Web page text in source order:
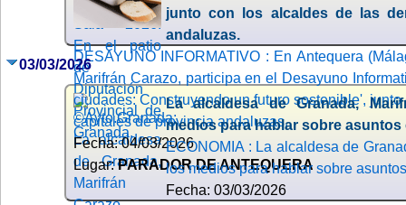
junto con los alcaldes de las
andaluzas.
DESAYUNO INFORMATIVO : En Antequera
Marifrán Carazo, participa en el Desayuno
ciudades: Construyendo un futuro sostenible',
capitales de provincia andaluzas.
Fecha: 04/03/2026
Lugar:PARADOR DE ANTEQUERA
03/03/2026
La alcaldesa de Granada,
medios para hablar sobre
ECONOMIA : La alcaldesa de
los medios para hablar sobre
Fecha: 03/03/2026